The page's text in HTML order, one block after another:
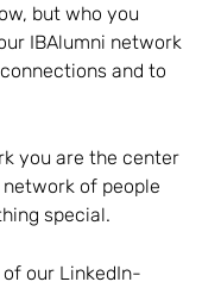
but who you
IBAlumni network
and to
you are the center
of people
special.
our LinkedIn-